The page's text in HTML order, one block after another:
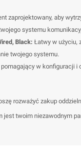
zaprojektowany, aby
systemu
Black: Łatwy w użyciu,
twojego systemu.
w konfiguracji i
rozważyć zakup
twoim niezawodnym